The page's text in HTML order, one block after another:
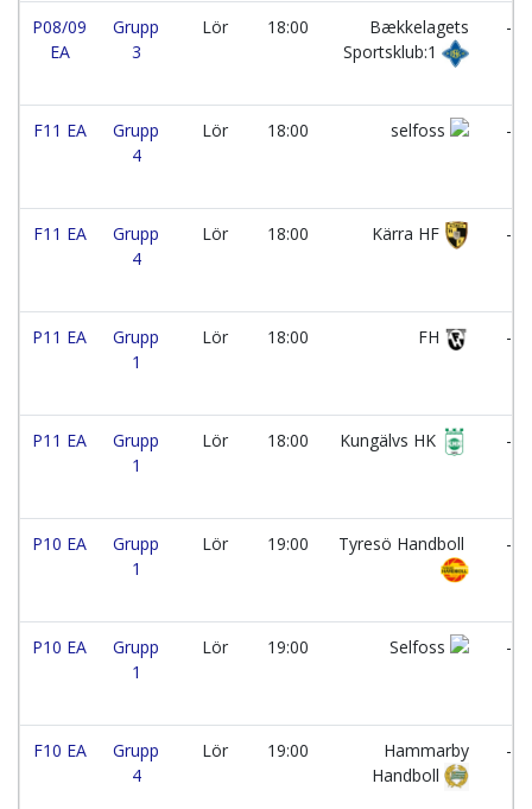
P08/09
EA
Grupp
3
Lör 18:00
Bækkelagets
Sportsklub:1
-
F11 EA
Grupp
4
Lör 18:00 selfoss -
F11 EA
Grupp
4
Lör 18:00 Kärra HF -
P11 EA
Grupp
1
Lör 18:00 FH -
P11 EA
Grupp
1
Lör 18:00 Kungälvs HK -
P10 EA
Grupp
1
Lör 19:00 Tyresö Handboll -
P10 EA
Grupp
1
Lör 19:00 Selfoss -
F10 EA
Grupp
4
Lör 19:00
Hammarby
Handboll
-